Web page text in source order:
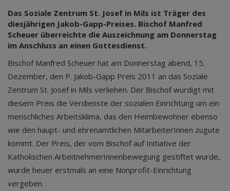
Das Soziale Zentrum St. Josef in Mils ist Träger des
diesjährigen Jakob-Gapp-Preises. Bischof Manfred
Scheuer überreichte die Auszeichnung am Donnerstag
im Anschluss an einen Gottesdienst.
Bischof Manfred Scheuer hat am Donnerstag abend, 15.
Dezember, den P. Jakob-Gapp Preis 2011 an das Soziale
Zentrum St. Josef in Mils verliehen. Der Bischof würdigt mit
diesem Preis die Verdienste der sozialen Einrichtung um ein
menschliches Arbeitsklima, das den Heimbewohner ebenso
wie den haupt- und ehrenamtlichen MitarbeiterInnen zugute
kommt. Der Preis, der vom Bischof auf Initiative der
Katholischen ArbeitnehmerInnenbewegung gestiftet wurde,
wurde heuer erstmals an eine Nonprofit-Einrichtung
vergeben.